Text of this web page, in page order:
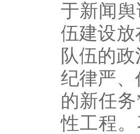
于新闻
伍建设
队伍的
纪律严
的新任
性工程